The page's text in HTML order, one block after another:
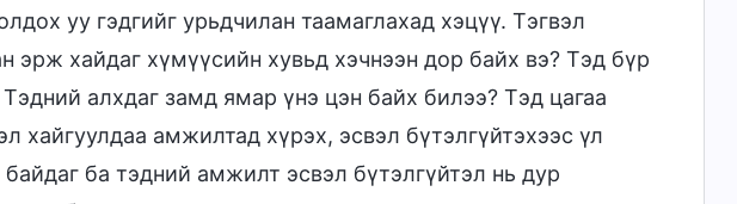
уу гэдгийг урьдчилан таамаглахад хэцүү. Тэгвэл
эрж хайдаг хүмүүсийн хувьд хэчнээн дор байх вэ? Тэд бүр
алхдаг замд ямар үнэ цэн байх билээ? Тэд цагаа
хайгуулдаа амжилтад хүрэх, эсвэл бүтэлгүйтэхээс үл
ба тэдний амжилт эсвэл бүтэлгүйтэл нь дур